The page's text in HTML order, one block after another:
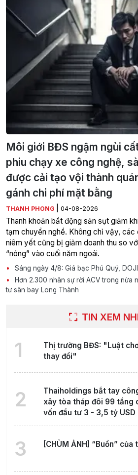
Môi giới BĐS ngậm ngùi
phiu chạy xe công nghệ,
được cải tạo vội thành
gánh chi phí mặt bằng
THANH PHONG 04-08-2026
Thanh khoản bất động sản sụt giảm
tạm chuyển nghề. Không chỉ vậy, các
niêm yết cũng bị giảm doanh thu so
“nóng” vào cuối năm ngoái.
Sáng ngày 4/8: Giá bạc Phú Quý,
Hơn 2.300 nhân sự rời ACV trong nửa
tư sân bay Long Thành
TIN XEM
1
Thị trường BĐS: "Luật
thay đổi"
2
Thaiholdings bắt tay
xây tòa tháp đôi 99 tầng
vốn đầu tư 3 - 3,5 tỷ USD
3 [CHÙM ẢNH] “Buồn”